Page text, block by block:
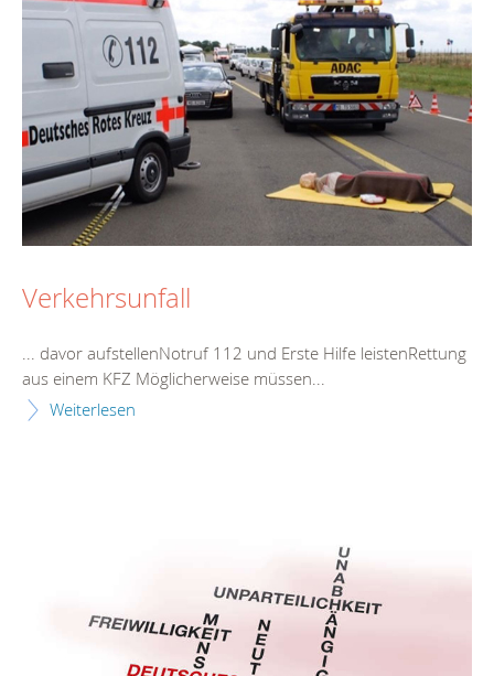
Verkehrsunfall
... davor aufstellenNotruf 112 und Erste Hilfe leistenRettung
aus einem KFZ Möglicherweise müssen...
Weiterlesen